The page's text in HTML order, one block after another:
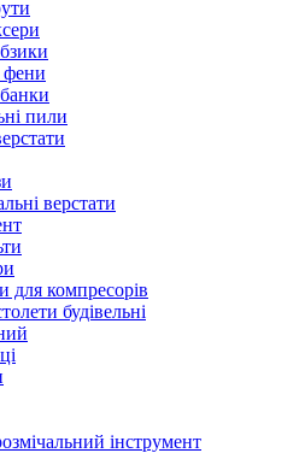
фени
пили
верстати
для компресорів
будівельні
інструмент